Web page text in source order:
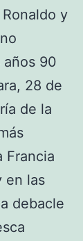
y
90
28 de
de la
Francia
en las
debacle